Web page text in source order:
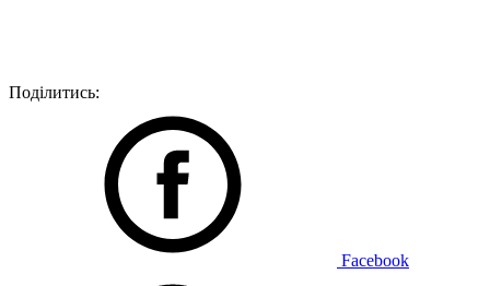
Поділитись:
Facebook